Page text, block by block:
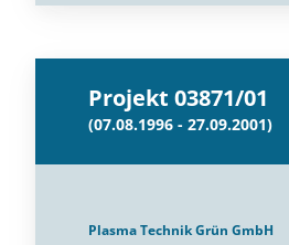
Projekt 03871/01
(07.08.1996 - 27.09.2001)
Plasma Technik Grün GmbH